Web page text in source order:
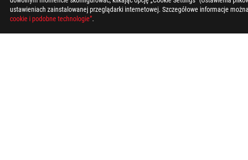
ustawieniach zainstalowanej przeglądarki internetowej. Szczegółowe informacje
cookie i podobne technologie”.
Disclaimer
Specyfikacja i funkcje różnią się w zależności od modelu, a wszelkie
*Dokładne specyfikacje i funkcje zależne od modelu. Sprawdź na